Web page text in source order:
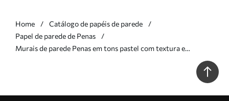
Home
Catálogo de papéis de parede
Papel de parede de Penas
Murais de parede Penas em tons pastel com textura e